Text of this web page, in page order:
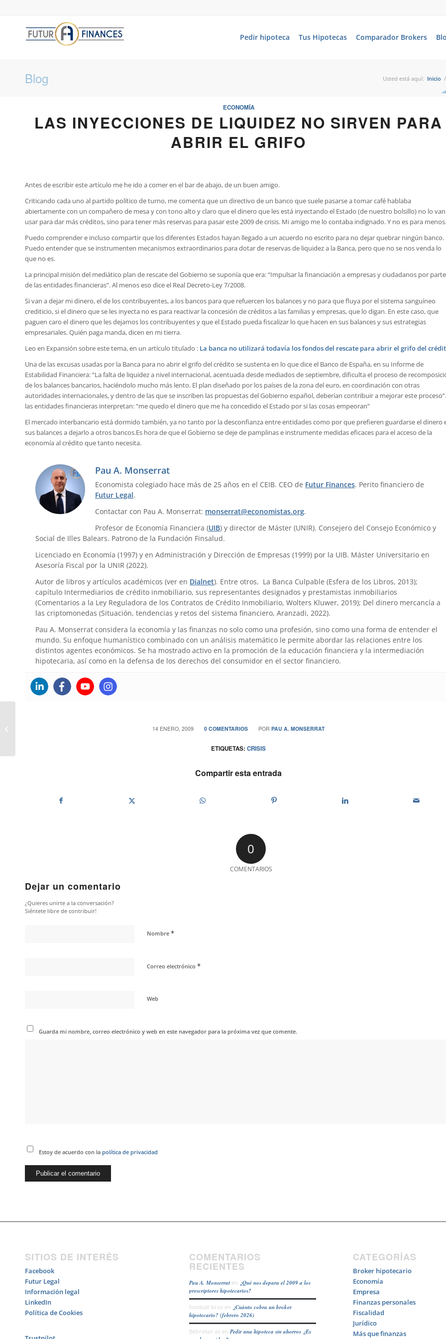
Pedir hipoteca Tus Hipotecas Comparador Brokers
Blog Usted está aquí: Inicio /
ECONOMÍA
LAS INYECCIONES DE LIQUIDEZ NO SIRVEN PARA
ABRIR EL GRIFO
Antes de escribir este artículo me he ido a comer en el bar de abajo, de un buen amigo.
Criticando cada uno al partido político de turno, me comenta que un directivo de un banco que suele pasarse a tomar café hablaba
abiertamente con un compañero de mesa y con tono alto y claro que el dinero que les está inyectando el Estado (de nuestro bolsillo) no lo
usar para dar más créditos, sino para tener más reservas para pasar este 2009 de crisis. Mi amigo me lo contaba indignado. Y no es para menos.
Puedo comprender e incluso compartir que los diferentes Estados hayan llegado a un acuerdo no escrito para no dejar quebrar ningún banco.
Puedo entender que se instrumenten mecanismos extraordinarios para dotar de reservas de liquidez a la Banca, pero que no se nos venda lo
que no es.
La principal misión del mediático plan de rescate del Gobierno se suponía que era: “Impulsar la financiación a empresas y ciudadanos por parte
de las entidades financieras”. Al menos eso dice el Real Decreto-Ley 7/2008.
Si van a dejar mi dinero, el de los contribuyentes, a los bancos para que refuercen los balances y no para que fluya por el sistema sanguíneo
crediticio, si el dinero que se les inyecta no es para reactivar la concesión de créditos a las familias y empresas, que lo digan. En este caso, que
paguen caro el dinero que les dejamos los contribuyentes y que el Estado pueda fiscalizar lo que hacen en sus balances y sus estrategias
empresariales. Quién paga manda, dicen en mi tierra.
Leo en Expansión sobre este tema, en un artículo titulado : La banca no utilizará todavía los fondos del rescate para abrir el grifo del
Una de las excusas usadas por la Banca para no abrir el grifo del crédito se sustenta en lo que dice el Banco de España, en su Informe de
Estabilidad Financiera: “La falta de liquidez a nivel internacional, acentuada desde mediados de septiembre, dificulta el proceso de
de los balances bancarios, haciéndolo mucho más lento. El plan diseñado por los países de la zona del euro, en coordinación con otras
autoridades internacionales, y dentro de las que se inscriben las propuestas del Gobierno español, deberían contribuir a mejorar este
las entidades financieras interpretan: “me quedo el dinero que me ha concedido el Estado por si las cosas empeoran”
El mercado interbancario está dormido también, ya no tanto por la desconfianza entre entidades como por que prefieren guardarse el dinero
sus balances a dejarlo a otros bancos.Es hora de que el Gobierno se deje de pamplinas e instrumente medidas eficaces para el acceso de la
economía al crédito que tanto necesita.
Pau A. Monserrat
Economista colegiado hace más de 25 años en el CEIB. CEO de Futur Finances. Perito financiero de
Futur Legal.
Contactar con Pau A. Monserrat: monserrat@economistas.org.
Profesor de Economía Financiera (UIB) y director de Máster (UNIR). Consejero del Consejo Económico y
Social de Illes Balears. Patrono de la Fundación Finsalud.
Licenciado en Economía (1997) y en Administración y Dirección de Empresas (1999) por la UIB. Máster Universitario en
Asesoría Fiscal por la UNIR (2022).
Autor de libros y artículos académicos (ver en Dialnet). Entre otros, La Banca Culpable (Esfera de los Libros, 2013);
capítulo Intermediarios de crédito inmobiliario, sus representantes designados y prestamistas inmobiliarios
(Comentarios a la Ley Reguladora de los Contratos de Crédito Inmobiliario, Wolters Kluwer, 2019); Del dinero mercancía a
las criptomonedas (Situación, tendencias y retos del sistema financiero, Aranzadi, 2022).
Pau A. Monserrat considera la economía y las finanzas no solo como una profesión, sino como una forma de entender el
mundo. Su enfoque humanístico combinado con un análisis matemático le permite abordar las relaciones entre los
distintos agentes económicos. Se ha mostrado activo en la promoción de la educación financiera y la intermediación
hipotecaria, así como en la defensa de los derechos del consumidor en el sector financiero.
14 ENERO, 2009
/ 0 COMENTARIOS
/ PORPAU A. MONSERRAT
ETIQUETAS: CRISIS
Compartir esta entrada
0
COMENTARIOS
Dejar un comentario
¿Quieres unirte a la conversación?
Siéntete libre de contribuir!
Nombre *
Correo electrónico *
Web
Guarda mi nombre, correo electrónico y web en este navegador para la próxima vez que comente.
Estoy de acuerdo con lapolítica de privacidad
SITIOS DE INTERÉS
Facebook
Futur Legal
Información legal
LinkedIn
Política de Cookies
COMENTARIOS
RECIENTES
Pau A. Monserraten ¿Qué nos depara el 2009 a los
prescriptores hipotecarios?
football brosen ¿Cuánto cobra un broker
hipotecario? (febrero 2026)
Bebroker.esen Pedir una hipoteca sin ahorros ¿Es
CATEGORÍAS
Broker hipotecario
Economía
Empresa
Finanzas personales
Fiscalidad
Jurídico
Más que finanzas